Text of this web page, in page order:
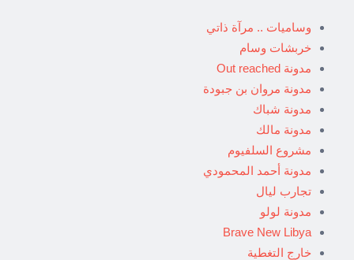
وساميات .. مرآة ذاتي
خربشات وسام
مدونة Out reached
مدونة مروان بن جبودة
مدونة شباك
مدونة مالك
مشروع السلفيوم
مدونة أحمد المحمودي
تجارب ليال
مدونة لولو
Brave New Libya
خارج التغطية